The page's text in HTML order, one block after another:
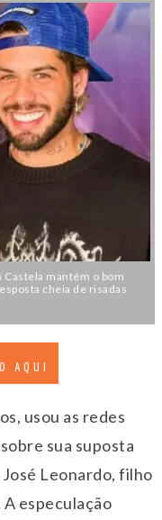
mantém o bom
cheia de risadas
AQUI
usou as redes
sua suposta
Leonardo, filho
especulação